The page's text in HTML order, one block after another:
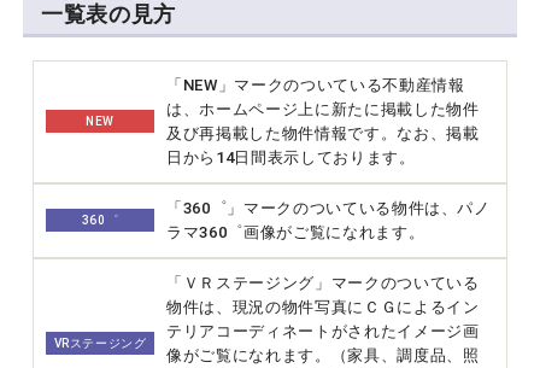
一覧表の見方
NEW
「NEW」マークのついている不動産情報
は、ホームページ上に新たに掲載した物件
及び再掲載した物件情報です。なお、掲載
日から14日間表示しております。
360゜
「360゜」マークのついている物件は、パノ
ラマ360゜画像がご覧になれます。
VRステージング
「ＶＲステージング」マークのついている
物件は、現況の物件写真にＣＧによるイン
テリアコーディネートがされたイメージ画
像がご覧になれます。（家具、調度品、照